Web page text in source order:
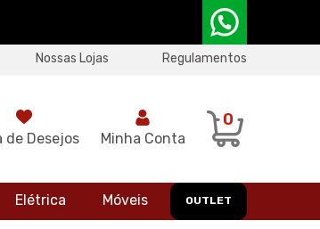
Nossas Lojas Regulamentos
de Desejos Minha Conta
0
OUTLET
Elétrica Móveis